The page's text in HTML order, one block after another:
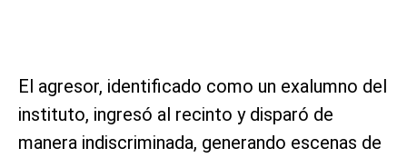
El agresor, identificado como un exalumno del
instituto, ingresó al recinto y disparó de
manera indiscriminada, generando escenas de